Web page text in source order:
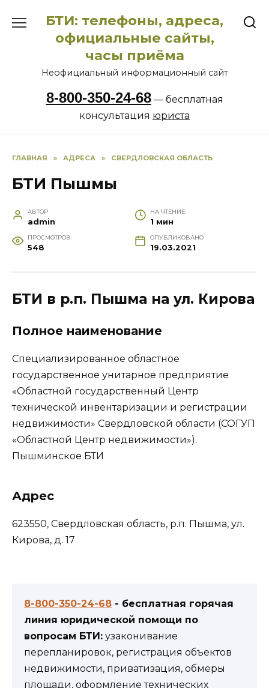
содержанию
БТИ: телефоны, адреса,
официальные сайты,
часы приёма
Неофициальный информационный сайт
8-800-350-24-68— бесплатная
консультация юриста
ГЛАВНАЯ » АДРЕСА » СВЕРДЛОВСКАЯ ОБЛАСТЬ
БТИ Пышмы
АВТОР
admin
НА ЧТЕНИЕ
1 мин
ПРОСМОТРОВ
548
ОПУБЛИКОВАНО
19.03.2021
БТИ в р.п. Пышма на ул. Кирова
Полное наименование
Специализированное областное
государственное унитарное предприятие
«Областной государственный Центр
технической инвентаризации и регистрации
недвижимости» Свердловской области (СОГУП
«Областной Центр недвижимости»).
Пышминское БТИ
Адрес
623550, Свердловская область, р.п. Пышма, ул.
Кирова, д. 17
8-800-350-24-68 - бесплатная горячая
линия юридической помощи по
вопросам БТИ: узаконивание
перепланировок, регистрация объектов
недвижимости, приватизация, обмеры
площади, оформление технических